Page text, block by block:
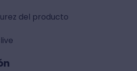
del producto